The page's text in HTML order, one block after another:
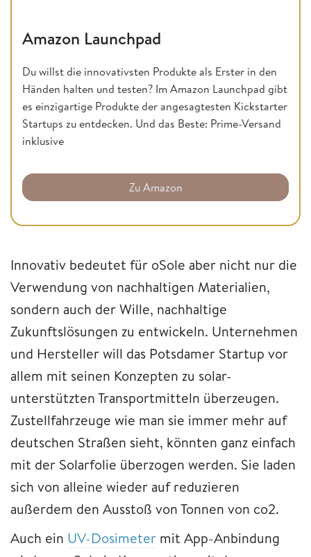
Amazon Launchpad
Du willst die innovativsten Produkte als Erster in den
Händen halten und testen? Im Amazon Launchpad gibt
es einzigartige Produkte der angesagtesten Kickstarter
Startups zu entdecken. Und das Beste: Prime-Versand
inklusive
Zu Amazon
Innovativ bedeutet für oSole aber nicht nur die
Verwendung von nachhaltigen Materialien,
sondern auch der Wille, nachhaltige
Zukunftslösungen zu entwickeln. Unternehmen
und Hersteller will das Potsdamer Startup vor
allem mit seinen Konzepten zu solar-
unterstützten Transportmitteln überzeugen.
Zustellfahrzeuge wie man sie immer mehr auf
deutschen Straßen sieht, könnten ganz einfach
mit der Solarfolie überzogen werden. Sie laden
sich von alleine wieder auf reduzieren
außerdem den Ausstoß von Tonnen von co2.
Auch ein UV-Dosimeter mit App-Anbindung